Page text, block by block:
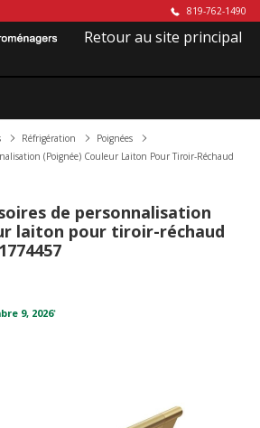
819-762-1490
Retour au site principal
Réfrigération
Poignées
(poignée) Couleur Laiton Pour Tiroir-Réchaud
de personnalisation
laiton pour tiroir-réchaud
9, 2026*